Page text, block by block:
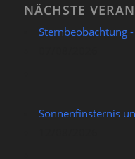
NÄCHSTE
Sternbeobachtung
Sonnenfinsternis